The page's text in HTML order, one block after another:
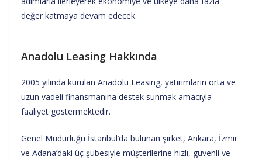
değer katmaya devam edecek.
Anadolu Leasing Hakkında
2005 yılında kurulan Anadolu Leasing, yatırımların orta ve
uzun vadeli finansmanına destek sunmak amacıyla
faaliyet göstermektedir.
Genel Müdürlüğü İstanbul’da bulunan şirket, Ankara, İzmir
ve Adana’daki üç şubesiyle müşterilerine hızlı, güvenli ve